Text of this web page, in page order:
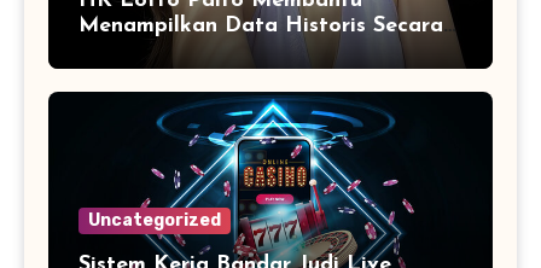
Menampilkan Data Historis Secara
Uncategorized